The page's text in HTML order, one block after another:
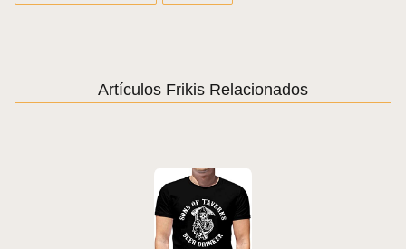
Artículos Frikis Relacionados